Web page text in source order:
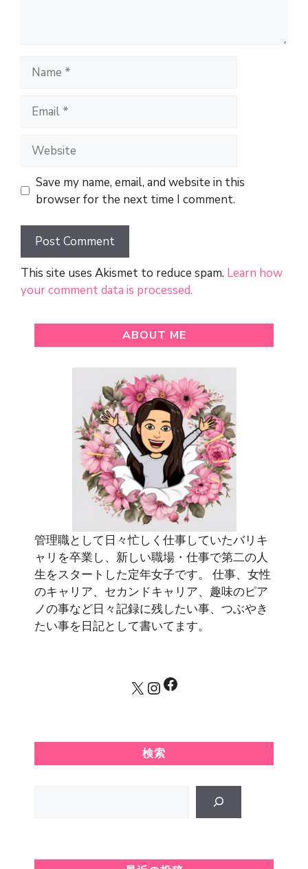
Name
Email
Website
Save my name, email, and website in this
browser for the next time I comment.
This site uses Akismet to reduce spam. Learn how
your comment data is processed.
ABOUT ME
管理職として日々忙しく仕事していたバリキ
ャリを卒業し、新しい職場・仕事で第二の人
生をスタートした定年女子です。 仕事、女性
のキャリア、セカンドキャリア、趣味のピア
ノの事など日々記録に残したい事、つぶやき
たい事を日記として書いてます。
X Instagram
Facebook
検索